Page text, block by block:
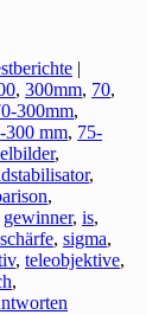
|
,300mm, 70,
300mm,
300 mm, 75-
,
,
,
gewinner,is,
schärfe,sigma,
,teleobjektive,
,